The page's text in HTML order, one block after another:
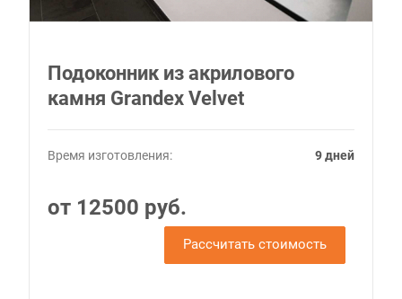
Подоконник из акрилового
камня Grandex Velvet
Время изготовления: 9 дней
от 12500 руб.
Рассчитать стоимость